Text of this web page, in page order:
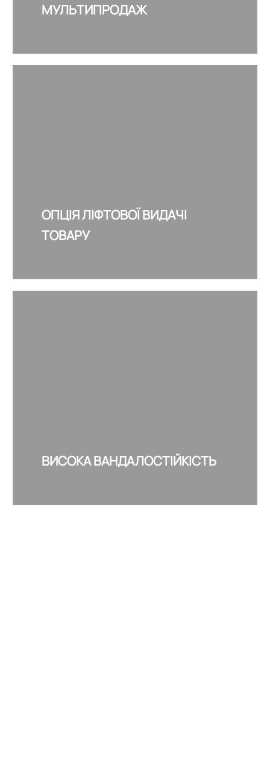
МУЛЬТИПРОДАЖ
ОПЦІЯ ЛІФТОВОЇ ВИДАЧІ
ТОВАРУ
ВИСОКА ВАНДАЛОСТІЙКІСТЬ